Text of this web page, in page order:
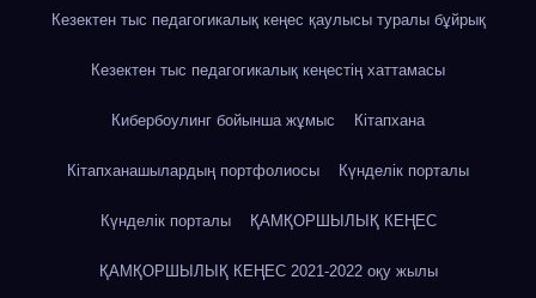
Кезектен тыс педагогикалық кеңес қаулысы туралы бұйрық
Кезектен тыс педагогикалық кеңестің хаттамасы
Кибербоулинг бойынша жұмыс Кітапхана
Кітапханашылардың портфолиосы Күнделік порталы
Күнделік порталы ҚАМҚОРШЫЛЫҚ КЕҢЕС
ҚАМҚОРШЫЛЫҚ КЕҢЕС 2021-2022 оқу жылы